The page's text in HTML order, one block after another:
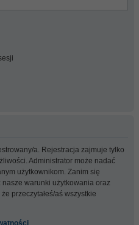
a. Rejestracja zajmuje tylko
Administrator może nadać
użytkownikom. Zanim się
warunki użytkowania oraz
przeczytałeś/aś wszystkie